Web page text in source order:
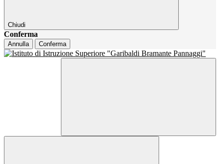
Chiudi
Conferma
Annulla Conferma